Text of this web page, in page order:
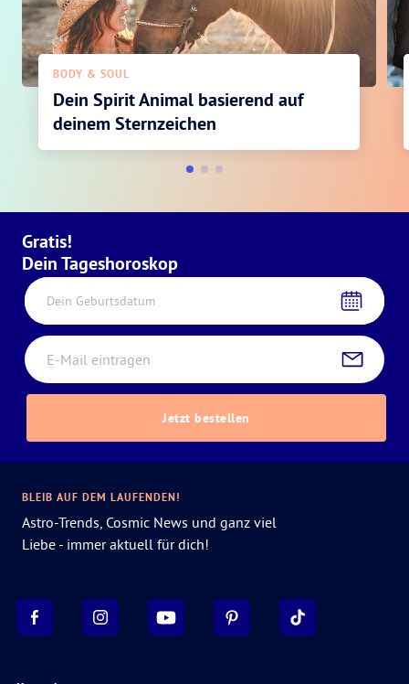
BODY & SOUL
Dein Spirit Animal basierend auf
deinem Sternzeichen
Gratis!
Dein Tageshoroskop
Dein Geburtsdatum
Jetzt bestellen
BLEIB AUF DEM LAUFENDEN!
Astro-Trends, Cosmic News und ganz viel
Liebe - immer aktuell für dich!